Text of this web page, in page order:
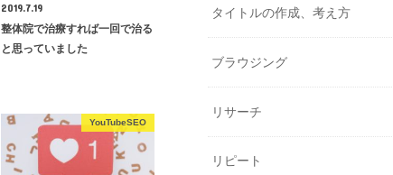
2019.7.19
整体院で治療すれば一回で治る
と思っていました
YouTubeSEO
タイトルの作成、考え方
ブラウジング
リサーチ
リピート